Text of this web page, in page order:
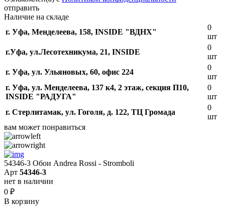
отправить
Наличие на складе
г. Уфа, Менделеева, 158, INSIDE "ВДНХ"
0
шт
г.Уфа, ​ул.Лесотехникума, 21, INSIDE
0
шт
г. Уфа, ул. Ульяновых, 60, офис 224
0
шт
г. Уфа, ул. Менделеева, 137 к4, ​2 этаж, секция П10,
INSIDE "РАДУГА"
0
шт
г. Стерлитамак, ул. Гоголя, д. 122, ТЦ Громада
0
шт
вам может понравиться
54346-3 Обои Andrea Rossi - Stromboli
Арт 54346-3
нет в наличии
0 ₽
В корзину